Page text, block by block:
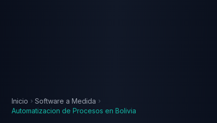
Inicio
Software a Medida
Automatizacion de Procesos en Bolivia